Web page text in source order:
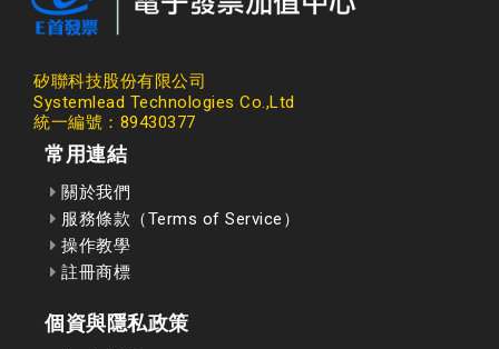
矽聯科技股份有限公司
Systemlead Technologies Co.,Ltd
統一編號：89430377
常用連結
關於我們
服務條款（Terms of Service）
操作教學
註冊商標
個資與隱私政策